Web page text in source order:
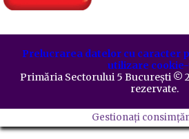
Prelucrarea datelor cu caracter
utilizare
Primăria Sectorului 5 București ©️
rezervate.
Gestionați